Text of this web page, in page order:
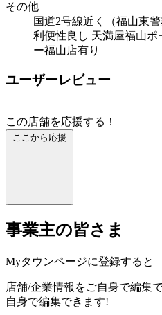
その他
国道2号線近く（福山東警
利便性良し 天満屋福山
ー福山店有り
ユーザーレビュー
この店舗を応援する！
ここから応援
事業主の皆さま
Myタウンページに登録すると
店舗/企業情報をご自身で編集
自身で編集できます!